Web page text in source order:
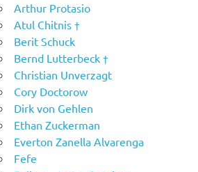
Arthur Protasio
Atul Chitnis †
Berit Schuck
Bernd Lutterbeck †
Christian Unverzagt
Cory Doctorow
Dirk von Gehlen
Ethan Zuckerman
Everton Zanella Alvarenga
Fefe